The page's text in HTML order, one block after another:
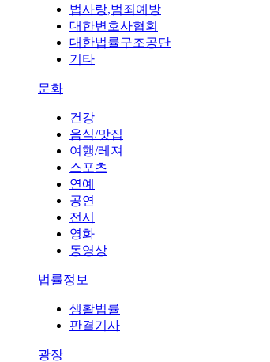
법사랑,범죄예방
대한변호사협회
대한법률구조공단
기타
문화
건강
음식/맛집
여행/레져
스포츠
연예
공연
전시
영화
동영상
법률정보
생활법률
판결기사
광장